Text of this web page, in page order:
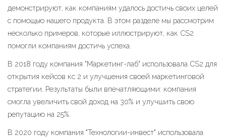
демонстрируют, как компаниям удалось достичь своих целей
с помощью нашего продукта. В этом разделе мы рассмотрим
несколько примеров, которые иллюстрируют, как CS2
помогли компаниям достичь успеха.
В 2018 году компания "Маркетинг-лаб" использовала CS2 для
открытия кейсов кс 2 и улучшения своей маркетинговой
стратегии. Результаты были впечатляющими: компания
смогла увеличить свой доход на 30% и улучшить свою
репутацию на 25%.
В 2020 году компания "Технологии-инвест" использовала